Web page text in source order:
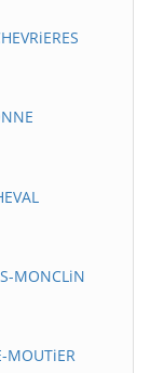
MONCLiN